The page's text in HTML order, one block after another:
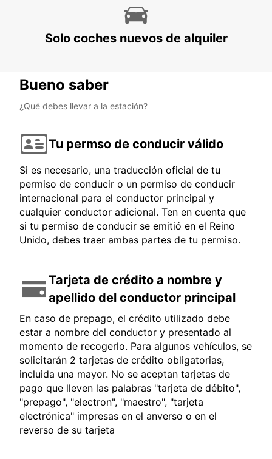
Solo coches nuevos de alquiler
Bueno saber
¿Qué debes llevar a la estación?
Tu permso de conducir válido
Si es necesario, una traducción oficial de tu
permiso de conducir o un permiso de conducir
internacional para el conductor principal y
cualquier conductor adicional. Ten en cuenta que
si tu permiso de conducir se emitió en el Reino
Unido, debes traer ambas partes de tu permiso.
Tarjeta de crédito a nombre y
apellido del conductor principal
En caso de prepago, el crédito utilizado debe
estar a nombre del conductor y presentado al
momento de recogerlo. Para algunos vehículos, se
solicitarán 2 tarjetas de crédito obligatorias,
incluida una mayor. No se aceptan tarjetas de
pago que lleven las palabras "tarjeta de débito",
"prepago", "electron", "maestro", "tarjeta
electrónica" impresas en el anverso o en el
reverso de su tarjeta